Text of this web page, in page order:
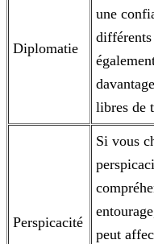
Diplomatie
une
libres de
Perspicacité
Si vous
peut